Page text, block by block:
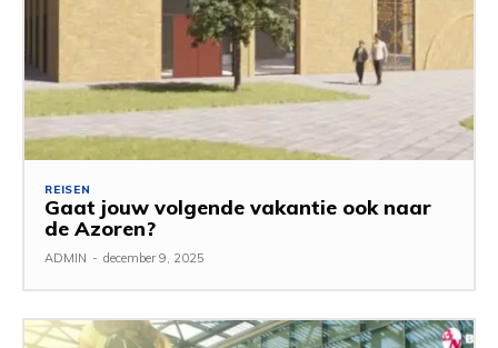
REISEN
Gaat jouw volgende vakantie ook naar
de Azoren?
ADMIN - december 9, 2025